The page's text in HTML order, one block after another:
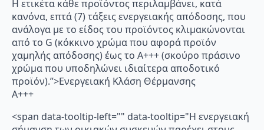
Η ετικέτα κάθε προϊόντος περιλαμβάνει, κατά
κανόνα, επτά (7) τάξεις ενεργειακής απόδοσης, που
ανάλογα με το είδος του προϊόντος κλιμακώνονται
από το G (κόκκινο χρώμα που αφορά προϊόν
χαμηλής απόδοσης) έως το Α+++ (σκούρο πράσινο
χρώμα που υποδηλώνει ιδιαίτερα αποδοτικό
προϊόν).”>Ενεργειακή Κλάση Θέρμανσης
A+++
<span data-tooltip-left="" data-tooltip="Η ενεργειακή